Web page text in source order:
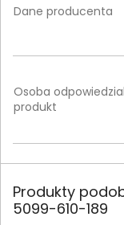
Dane producenta
Osoba
produkt
Produkty
5099-610-189